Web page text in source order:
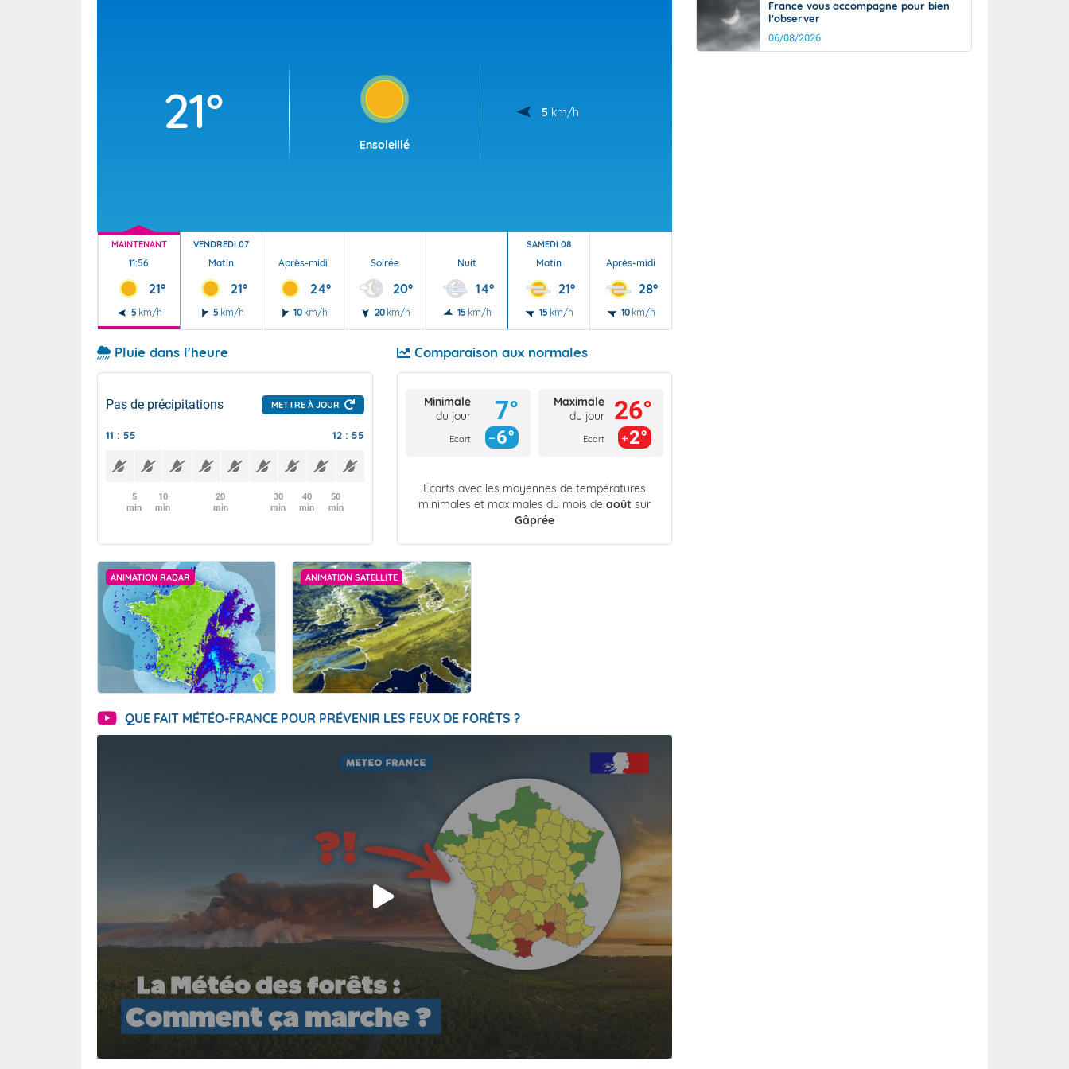
21°
Ensoleillé
5 km/h
MAINTENANT
11:56
21°
5 km/h
VENDREDI 07
Matin
21°
5 km/h
Après-midi
24°
10 km/h
Soirée
20°
20 km/h
Nuit
14°
15 km/h
SAMEDI 08
Matin
21°
15 km/h
Après-midi
28°
10 km/h
Pluie dans l'heure
Pas de précipitations METTRE À JOUR
11 : 55 12 : 55
5
min
10
min
20
min
30
min
40
min
50
min
Comparaison aux normales
Minimale
du jour
Ecart
7°
6°
Maximale
du jour
Ecart
26°
2°
Écarts avec les moyennes de températures
minimales et maximales du mois de août sur
Gâprée
ANIMATION RADAR ANIMATION SATELLITE
QUE FAIT MÉTÉO-FRANCE POUR PRÉVENIR LES FEUX DE FORÊTS ?
France vous accompagne pour bien
l'observer
06/08/2026